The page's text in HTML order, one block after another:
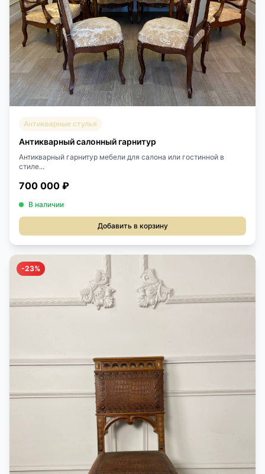
Антикварные стулья
Антикварный салонный гарнитур
Антикварный гарнитур мебели для салона или гостинной в
стиле...
700 000 ₽
В наличии
Добавить в корзину
-23%